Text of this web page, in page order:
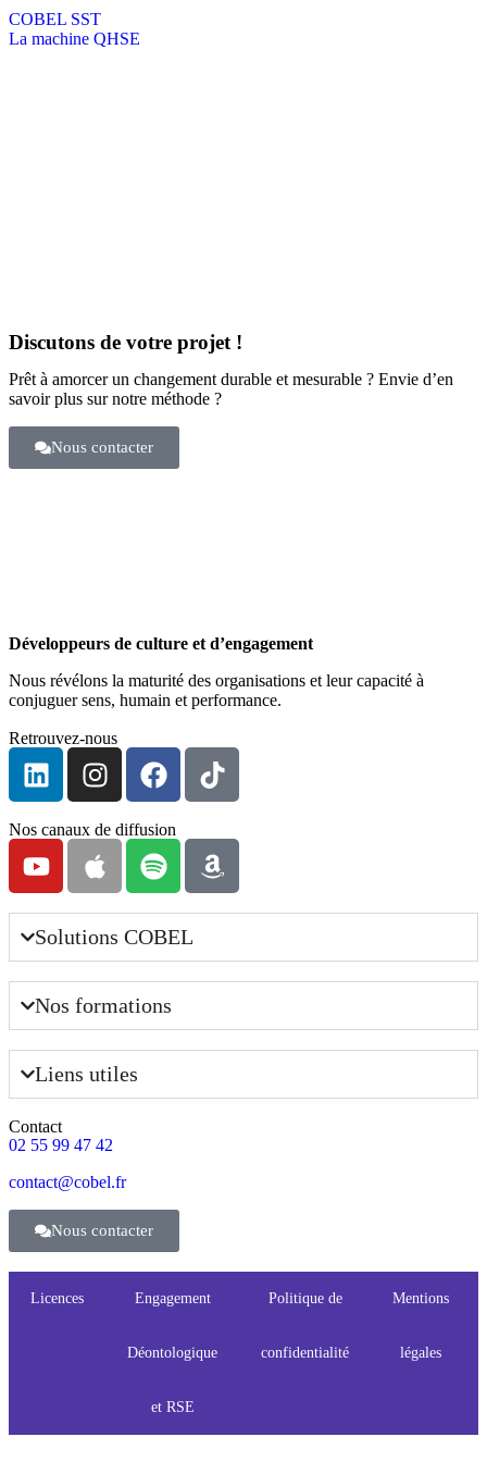
COBEL SST
La machine QHSE
Discutons de votre projet !
Prêt à amorcer un changement durable et mesurable ? Envie d’en
savoir plus sur notre méthode ?
Nous contacter
Développeurs de culture et d’engagement
Nous révélons la maturité des organisations et leur capacité à
conjuguer sens, humain et performance.
Retrouvez-nous
Nos canaux de diffusion
Solutions COBEL
Nos formations
Liens utiles
Contact
02 55 99 47 42
contact@cobel.fr
Nous contacter
Licences Engagement
Déontologique
et RSE
Politique de
confidentialité
Mentions
légales